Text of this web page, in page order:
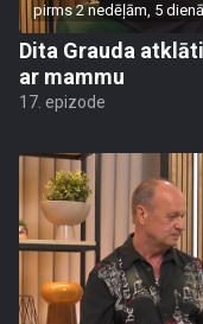
pirms 2 nedēļām, 5
Dita Grauda
ar mammu
17. epizode